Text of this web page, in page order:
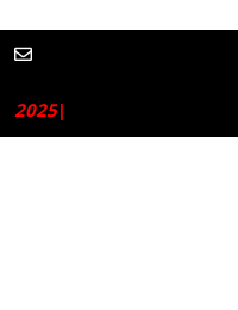
E
n
e
l
o
2025|